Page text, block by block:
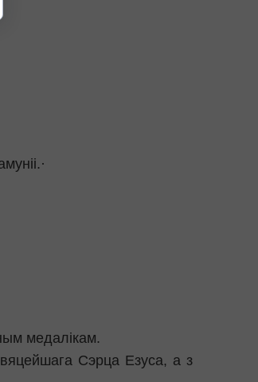
медалікам.
Сэрца Езуса, а з